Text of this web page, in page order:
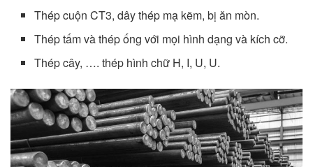
Thép cuộn CT3, dây thép mạ kẽm, bị ăn mòn.
Thép tấm và thép ống với mọi hình dạng và kích cỡ.
Thép cây, …. thép hình chữ H, I, U, U.